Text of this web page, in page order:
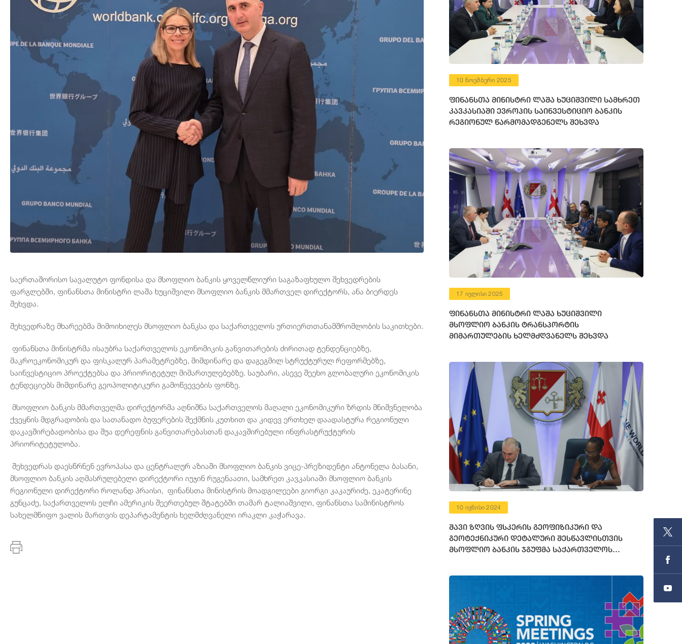
საერთაშორისო სავალუტო ფონდისა და მსოფლიო ბანკის ყოველწლიური საგაზაფხულო შეხვედრების
ფარგლებში, ფინანსთა მინისტრი ლაშა ხუციშვილი მსოფლიო ბანკის მმართველ დირექტორს, ანა ბიერდეს
შეხვდა.
შეხვედრაზე მხარეებმა მიმოიხილეს მსოფლიო ბანკსა და საქართველოს ურთიერთთანამშრომლობის საკითხები.
ფინანსთა მინისტრმა ისაუბრა საქართველოს ეკონომიკის განვითარების ძირითად ტენდენციებზე,
მაკროეკონომიკურ და ფისკალურ პარამეტრებზე, მიმდინარე და დაგეგმილ სტრუქტურულ რეფორმებზე,
საინვესტიციო პროექტებსა და პრიორიტეტულ მიმართულებებზე. საუბარი, ასევე შეეხო გლობალური ეკონომიკის
ტენდეციებს მიმდინარე გეოპოლიტიკური გამოწვევების ფონზე.
მსოფლიო ბანკის მმართველმა დირექტორმა აღნიშნა საქართველოს მაღალი ეკონომიკური ზრდის მნიშვნელობა
ქვეყნის მდგრადობის და სათანადო ბუფერების შექმნის კუთხით და კიდევ ერთხელ დაადასტურა რეგიონული
დაკავშირებადობისა და შუა დერეფნის განვითარებასთან დაკავშირებული ინფრასტრუქტურის
პრიორიტეტულობა.
შეხვედრას დაესწრნენ ევროპასა და ცენტრალურ აზიაში მსოფლიო ბანკის ვიცე-პრეზიდენტი ანტონელა ბასანი,
მსოფლიო ბანკის აღმასრულებელი დირექტორი იუჯინ რუგენაათი, სამხრეთ კავკასიაში მსოფლიო ბანკის
რეგიონული დირექტორი როლანდ პრაისი, ფინანსთა მინისტრის მოადგილეები გიორგი კაკაურიძე, ეკატერინე
გუნცაძე, საქართველოს ელჩი ამერიკის შეერთებულ შტატებში თამარ ტალიაშვილი, ფინანსთა სამინისტროს
სახელმწიფო ვალის მართვის დეპარტამენტის ხელმძღვანელი ირაკლი კაჭარავა.
10 ნოემბერი 2025
ფინანსთა მინისტრი ლაშა ხუციშვილი სამხრეთ
კავკასიაში ევროპის საინვესტიციო ბანკის
რეგიონულ წარმომადგენელს შეხვდა
17 ივლისი 2025
ფინანსთა მინისტრი ლაშა ხუციშვილი
მსოფლიო ბანკის ტრანსპორტის
მიმართულების ხელმძღვანელს შეხვდა
10 ივნისი 2024
შავი ზღვის ფსკერის გეოფიზიკური და
გეოტექნიკური დეტალური შესწავლისთვის
მსოფლიო ბანკის ჯგუფმა საქართველოს